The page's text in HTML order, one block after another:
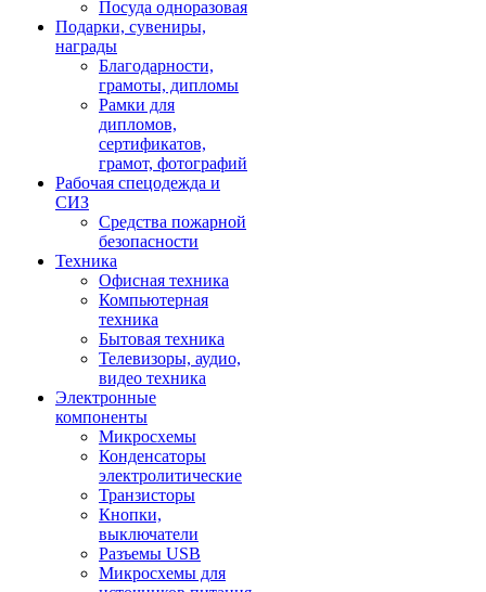
Посуда одноразовая
Подарки, сувениры,
награды
Благодарности,
грамоты, дипломы
Рамки для
дипломов,
сертификатов,
грамот, фотографий
Рабочая спецодежда и
СИЗ
Средства пожарной
безопасности
Техника
Офисная техника
Компьютерная
техника
Бытовая техника
Телевизоры, аудио,
видео техника
Электронные
компоненты
Микросхемы
Конденсаторы
электролитические
Транзисторы
Кнопки,
выключатели
Разъемы USB
Микросхемы для